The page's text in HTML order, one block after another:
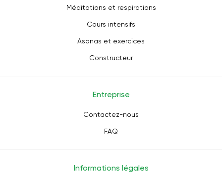
Méditations et respirations
Cours intensifs
Asanas et exercices
Constructeur
Entreprise
Contactez-nous
FAQ
Informations légales